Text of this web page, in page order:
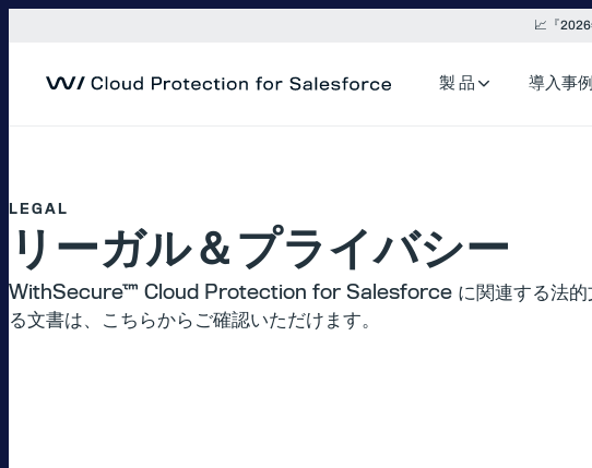
📈『
製 品 導入事例
LEGAL
リーガル＆プライバシー
WithSecure™ Cloud Protection for Salesforce に関連する法的文
る文書は、こちらからご確認いただけます。